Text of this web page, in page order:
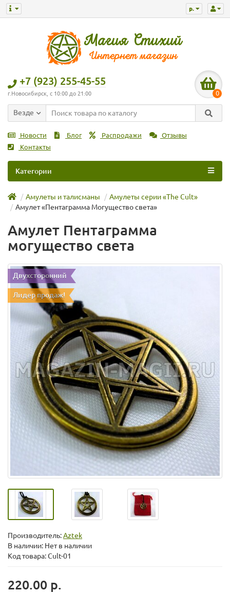
р.
+7 (923) 255-45-55
г.Новосибирск, с 10:00 до 21:00 0
Везде
Новости Блог Распродажи
Отзывы
Контакты
Категории
Амулеты и талисманы
Амулеты серии «The Cult»
Амулет «Пентаграмма Могущество света»
Амулет Пентаграмма
могущество света
Двухсторонний
Лидер продаж!
Производитель:Aztek
В наличии: Нет в наличии
Код товара: Cult-01
220.00 р.